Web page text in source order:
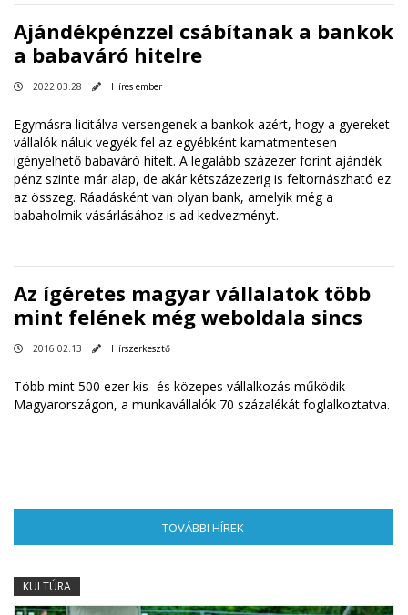
Ajándékpénzzel csábítanak a bankok
a babaváró hitelre
2022.03.28 Híres ember
Egymásra licitálva versengenek a bankok azért, hogy a gyereket
vállalók náluk vegyék fel az egyébként kamatmentesen
igényelhető babaváró hitelt. A legalább százezer forint ajándék
pénz szinte már alap, de akár kétszázezerig is feltornászható ez
az összeg. Ráadásként van olyan bank, amelyik még a
babaholmik vásárlásához is ad kedvezményt.
Az ígéretes magyar vállalatok több
mint felének még weboldala sincs
2016.02.13 Hírszerkesztő
Több mint 500 ezer kis- és közepes vállalkozás működik
Magyarországon, a munkavállalók 70 százalékát foglalkoztatva.
TOVÁBBI HÍREK
KULTÚRA